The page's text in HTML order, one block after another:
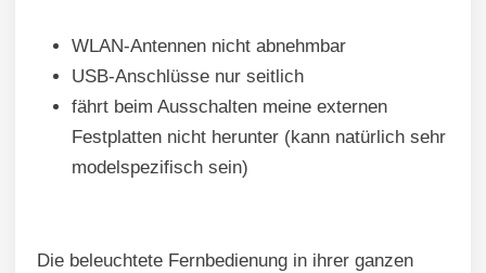
WLAN-Antennen nicht abnehmbar
USB-Anschlüsse nur seitlich
fährt beim Ausschalten meine externen
Festplatten nicht herunter (kann natürlich sehr
modelspezifisch sein)
Die beleuchtete Fernbedienung in ihrer ganzen